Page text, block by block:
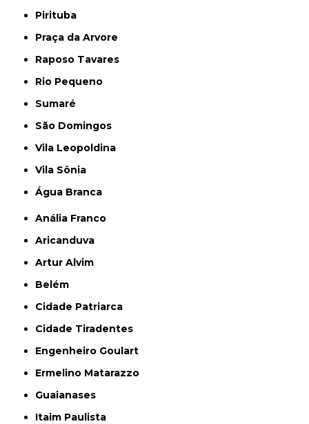
Pirituba
Praça da Arvore
Raposo Tavares
Rio Pequeno
Sumaré
São Domingos
Vila Leopoldina
Vila Sônia
Água Branca
Anália Franco
Aricanduva
Artur Alvim
Belém
Cidade Patriarca
Cidade Tiradentes
Engenheiro Goulart
Ermelino Matarazzo
Guaianases
Itaim Paulista